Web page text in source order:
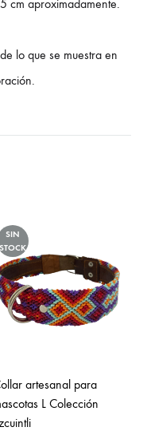
cm aproximadamente.
lo que se muestra en
SIN
STOCK
artesanal para
L Colección